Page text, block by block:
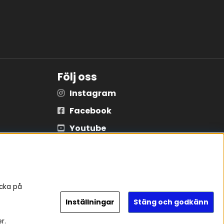
Följ oss
Instagram
Facebook
Youtube
på
Inställningar Stäng och godkänn